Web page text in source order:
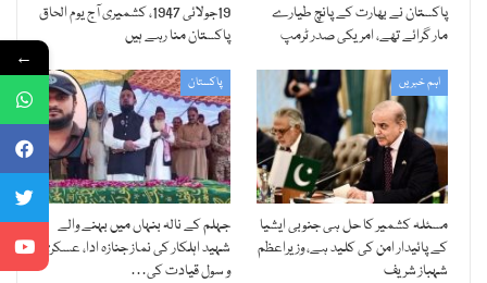
پاکستان نے بھارت کے پانچ طیارے
مار گرائے تھے، امریکی صدر ٹرمپ
19جولائی 1947، کشمیری آج یوم الحاق
پاکستان منا رہے ہیں
اہم خبریں
مسئلہ کشمیر کا حل ہی جنوبی ایشیا
کے پائیدار امن کی کلید ہے، وزیراعظم
شہباز شریف
پاکستان
جہلم کے نالہ بنہاں میں بہنے والے
شہید اہلکار کی نماز جنازہ ادا، عسکری
و سول قیادت کی…
←